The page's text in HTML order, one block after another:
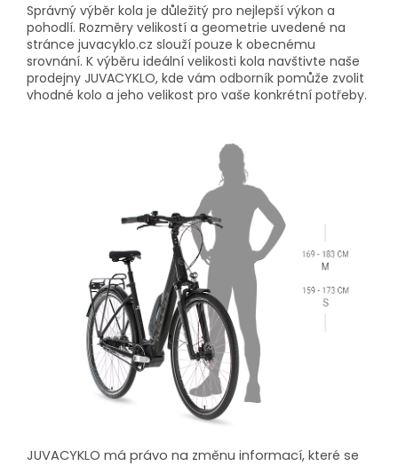
Správný výběr kola je důležitý pro nejlepší výkon a
pohodlí. Rozměry velikostí a geometrie uvedené na
stránce juvacyklo.cz slouží pouze k obecnému
srovnání. K výběru ideální velikosti kola navštivte naše
prodejny JUVACYKLO, kde vám odborník pomůže zvolit
vhodné kolo a jeho velikost pro vaše konkrétní potřeby.
JUVACYKLO má právo na změnu informací, které se